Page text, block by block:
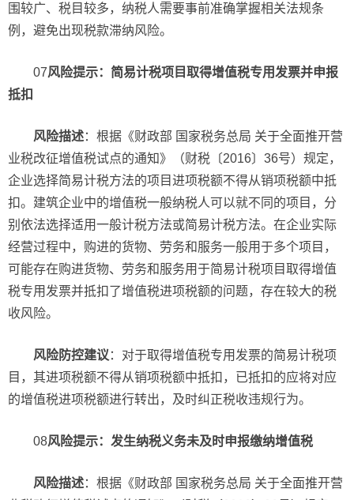
围较广、税目较多，纳税人需要事前准确掌握相关法规条
例，避免出现税款滞纳风险。
07风险提示：简易计税项目取得增值税专用发票并申报
抵扣
风险描述：根据《财政部 国家税务总局 关于全面推开营
业税改征增值税试点的通知》（财税〔2016〕36号）规定，
企业选择简易计税方法的项目进项税额不得从销项税额中抵
扣。建筑企业中的增值税一般纳税人可以就不同的项目，分
别依法选择适用一般计税方法或简易计税方法。在企业实际
经营过程中，购进的货物、劳务和服务一般用于多个项目，
可能存在购进货物、劳务和服务用于简易计税项目取得增值
税专用发票并抵扣了增值税进项税额的问题，存在较大的税
收风险。
风险防控建议 ：对于取得增值税专用发票的简易计税项
目，其进项税额不得从销项税额中抵扣，已抵扣的应将对应
的增值税进项税额进行转出，及时纠正税收违规行为。
08风险提示：发生纳税义务未及时申报缴纳增值税
风险描述：根据《财政部 国家税务总局 关于全面推开营